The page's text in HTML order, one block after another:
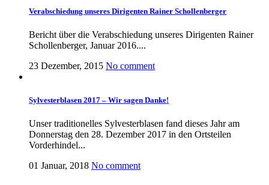
Verabschiedung unseres Dirigenten Rainer Schollenberger
Bericht über die Verabschiedung unseres Dirigenten Rainer
Schollenberger, Januar 2016....
23 Dezember, 2015 No comment
Sylvesterblasen 2017 – Wir sagen Danke!
Unser traditionelles Sylvesterblasen fand dieses Jahr am
Donnerstag den 28. Dezember 2017 in den Ortsteilen
Vorderhindel...
01 Januar, 2018 No comment